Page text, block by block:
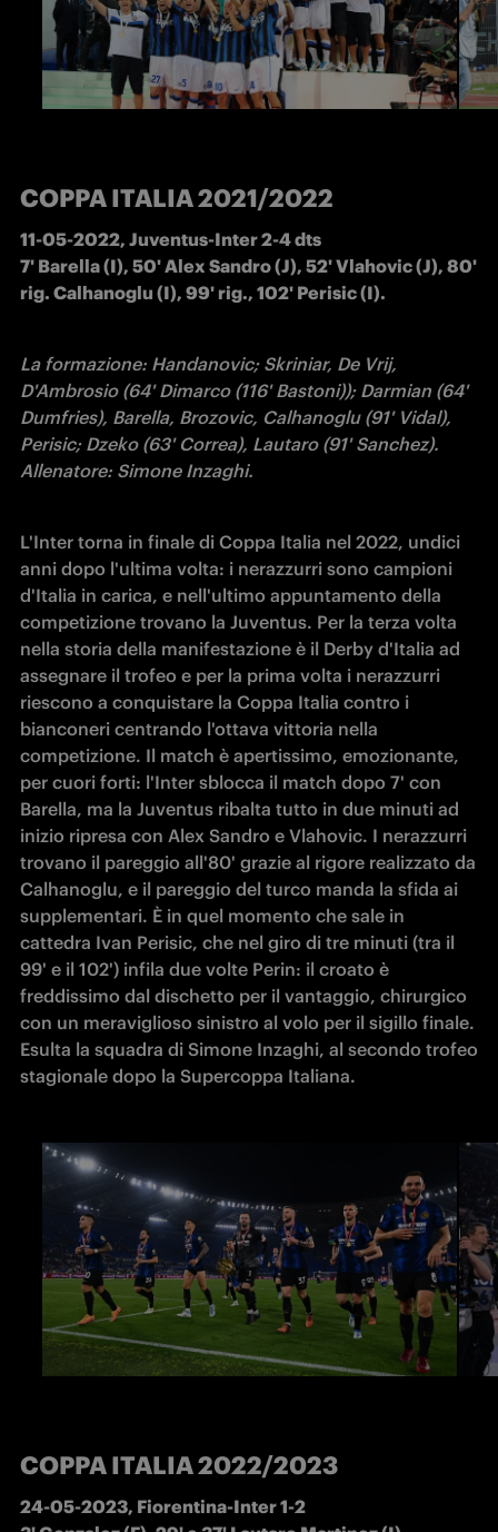
COPPA ITALIA 2021/2022
11-05-2022, Juventus-Inter 2-4 dts
7' Barella (I), 50' Alex Sandro (J), 52' Vlahovic (J), 80'
rig. Calhanoglu (I), 99' rig., 102' Perisic (I).
La formazione: Handanovic; Skriniar, De Vrij,
D'Ambrosio (64' Dimarco (116' Bastoni)); Darmian (64'
Dumfries), Barella, Brozovic, Calhanoglu (91' Vidal),
Perisic; Dzeko (63' Correa), Lautaro (91' Sanchez).
Allenatore: Simone Inzaghi.
L'Inter torna in finale di Coppa Italia nel 2022, undici
anni dopo l'ultima volta: i nerazzurri sono campioni
d'Italia in carica, e nell'ultimo appuntamento della
competizione trovano la Juventus. Per la terza volta
nella storia della manifestazione è il Derby d'Italia ad
assegnare il trofeo e per la prima volta i nerazzurri
riescono a conquistare la Coppa Italia contro i
bianconeri centrando l'ottava vittoria nella
competizione. Il match è apertissimo, emozionante,
per cuori forti: l'Inter sblocca il match dopo 7' con
Barella, ma la Juventus ribalta tutto in due minuti ad
inizio ripresa con Alex Sandro e Vlahovic. I nerazzurri
trovano il pareggio all'80' grazie al rigore realizzato da
Calhanoglu, e il pareggio del turco manda la sfida ai
supplementari. È in quel momento che sale in
cattedra Ivan Perisic, che nel giro di tre minuti (tra il
99' e il 102') infila due volte Perin: il croato è
freddissimo dal dischetto per il vantaggio, chirurgico
con un meraviglioso sinistro al volo per il sigillo finale.
Esulta la squadra di Simone Inzaghi, al secondo trofeo
stagionale dopo la Supercoppa Italiana.
COPPA ITALIA 2022/2023
24-05-2023, Fiorentina-Inter 1-2